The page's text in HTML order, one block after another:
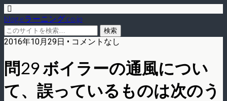
blog.eラーニング.co.jp
2016年10月29日 • コメントなし
問29 ボイラーの通風につい
て、誤っているものは次のう